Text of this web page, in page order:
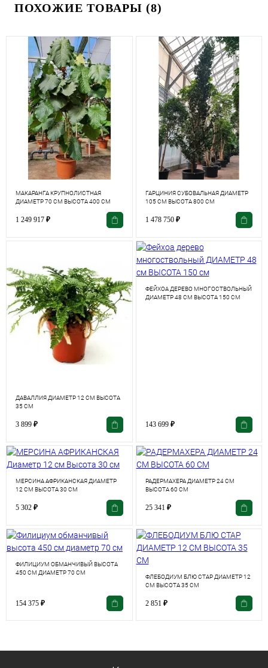
ПОХОЖИЕ ТОВАРЫ (8)
МАКАРАНГА КРУПНОЛИСТНАЯ
ДИАМЕТР 70 СМ ВЫСОТА 400 СМ
1 249 917 ₽
ГАРЦИНИЯ СУБОВАЛЬНАЯ ДИАМЕТР
105 СМ ВЫСОТА 800 СМ
1 478 750 ₽
ДАВАЛЛИЯ ДИАМЕТР 12 СМ ВЫСОТА
35 СМ
3 899 ₽
ФЕЙХОА ДЕРЕВО МНОГОСТВОЛЬНЫЙ
ДИАМЕТР 48 СМ ВЫСОТА 150 СМ
143 699 ₽
МЕРСИНА АФРИКАНСКАЯ ДИАМЕТР
12 СМ ВЫСОТА 30 СМ
5 302 ₽
РАДЕРМАХЕРА ДИАМЕТР 24 СМ
ВЫСОТА 60 СМ
25 341 ₽
ФИЛИЦИУМ ОБМАНЧИВЫЙ ВЫСОТА
450 СМ ДИАМЕТР 70 СМ
154 375 ₽
ФЛЕБОДИУМ БЛЮ СТАР ДИАМЕТР 12
СМ ВЫСОТА 35 СМ
2 851 ₽